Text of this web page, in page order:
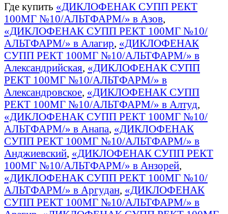
Где купить «ДИКЛОФЕНАК СУПП РЕКТ
100МГ №10/АЛЬТФАРМ/» в Азов,
«ДИКЛОФЕНАК СУПП РЕКТ 100МГ №10/
АЛЬТФАРМ/» в Алагир, «ДИКЛОФЕНАК
СУПП РЕКТ 100МГ №10/АЛЬТФАРМ/» в
Александрийская, «ДИКЛОФЕНАК СУПП
РЕКТ 100МГ №10/АЛЬТФАРМ/» в
Александровское, «ДИКЛОФЕНАК СУПП
РЕКТ 100МГ №10/АЛЬТФАРМ/» в Алтуд,
«ДИКЛОФЕНАК СУПП РЕКТ 100МГ №10/
АЛЬТФАРМ/» в Анапа, «ДИКЛОФЕНАК
СУПП РЕКТ 100МГ №10/АЛЬТФАРМ/» в
Анджиевский, «ДИКЛОФЕНАК СУПП РЕКТ
100МГ №10/АЛЬТФАРМ/» в Анзорей,
«ДИКЛОФЕНАК СУПП РЕКТ 100МГ №10/
АЛЬТФАРМ/» в Аргудан, «ДИКЛОФЕНАК
СУПП РЕКТ 100МГ №10/АЛЬТФАРМ/» в